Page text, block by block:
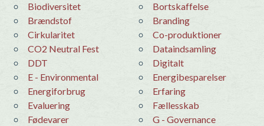
Biodiversitet
bortskaffelse
Brændstof
Branding
Cirkularitet
co-produktioner
CO2 Neutral Fest
dataindsamling
DDT
Digitalt
E - Environmental
Energibesparelser
Energiforbrug
erfaring
evaluering
Fællesskab
Fødevarer
G - Governance